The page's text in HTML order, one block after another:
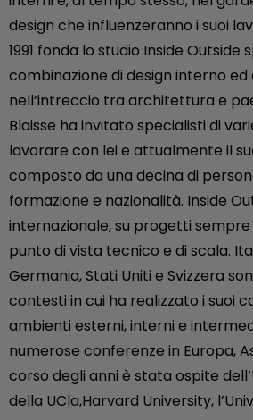
design che influenzeranno i suoi
1991 fonda lo studio Inside Outside
combinazione di design interno ed
nell’intreccio tra architettura e
Blaisse ha invitato specialisti di
lavorare con lei e attualmente il
composto da una decina di
formazione e nazionalità. Inside
internazionale, su progetti
punto di vista tecnico e di scala.
Germania, Stati Uniti e Svizzera
contesti in cui ha realizzato i suoi
ambienti esterni, interni e
numerose conferenze in Europa,
corso degli anni è stata ospite
della UCla,Harvard University,